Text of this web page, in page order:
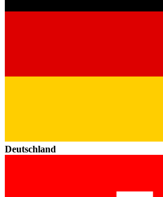
Deutschland